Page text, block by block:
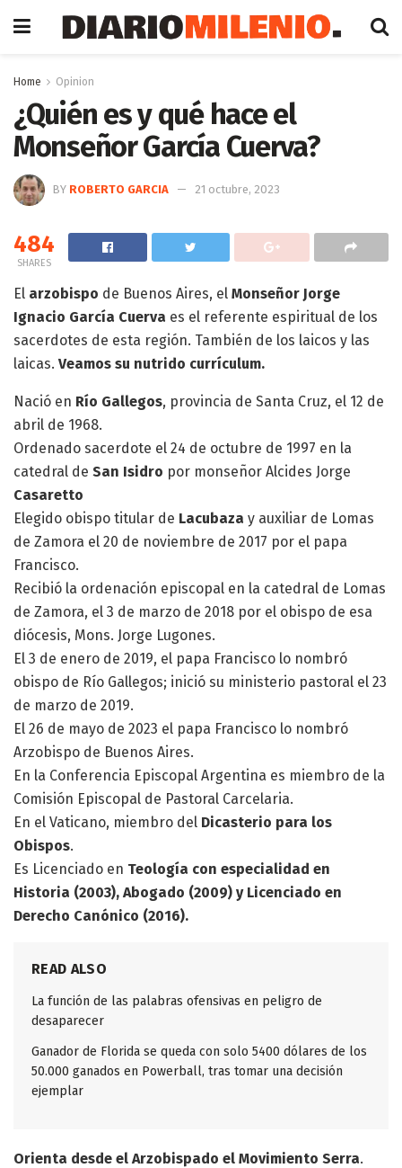
Home Opinion
¿Quién es y qué hace el
Monseñor García Cuerva?
BY ROBERTO GARCIA 21 octubre, 2023
484
SHARES
El arzobispo de Buenos Aires, el Monseñor Jorge
Ignacio García Cuerva es el referente espiritual de los
sacerdotes de esta región. También de los laicos y las
laicas. Veamos su nutrido currículum.
Nació en Río Gallegos, provincia de Santa Cruz, el 12 de
abril de 1968.
Ordenado sacerdote el 24 de octubre de 1997 en la
catedral de San Isidro por monseñor Alcides Jorge
Casaretto
Elegido obispo titular de Lacubaza y auxiliar de Lomas
de Zamora el 20 de noviembre de 2017 por el papa
Francisco.
Recibió la ordenación episcopal en la catedral de Lomas
de Zamora, el 3 de marzo de 2018 por el obispo de esa
diócesis, Mons. Jorge Lugones.
El 3 de enero de 2019, el papa Francisco lo nombró
obispo de Río Gallegos; inició su ministerio pastoral el 23
de marzo de 2019.
El 26 de mayo de 2023 el papa Francisco lo nombró
Arzobispo de Buenos Aires.
En la Conferencia Episcopal Argentina es miembro de la
Comisión Episcopal de Pastoral Carcelaria.
En el Vaticano, miembro del Dicasterio para los
Obispos.
Es Licenciado en Teología con especialidad en
Historia (2003), Abogado (2009) y Licenciado en
Derecho Canónico (2016).
READ ALSO
La función de las palabras ofensivas en peligro de
desaparecer
Ganador de Florida se queda con solo 5400 dólares de los
50.000 ganados en Powerball, tras tomar una decisión
ejemplar
Orienta desde el Arzobispado el Movimiento Serra.